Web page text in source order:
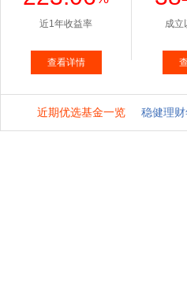
近1年收益率
查看详情
成立
近期优选基金一览 稳健理